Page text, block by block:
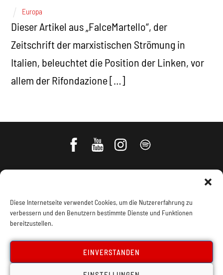
Diese Internetseite verwendet Cookies, um die Nutzererfahrung zu
verbessern und den Benutzern bestimmte Dienste und Funktionen
bereitzustellen.
EINVERSTANDEN
Europa
Dieser Artikel aus „FalceMartello“, der
Zeitschrift der marxistischen Strömung in
Italien, beleuchtet die Position der Linken, vor
allem der Rifondazione […]
Impressum, Offenlegung Cookie Policy